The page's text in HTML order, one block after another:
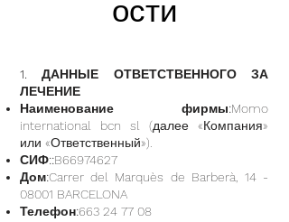
ости
1. ДАННЫЕ ОТВЕТСТВЕННОГО ЗА
ЛЕЧЕНИЕ
Наименование фирмы:Momo
international bcn sl (далее «Компания»
или «Ответственный»).
СИФ::B66974627
Дом:Carrer del Marquès de Barberà, 14 -
08001 BARCELONA
Телефон:663 24 77 08